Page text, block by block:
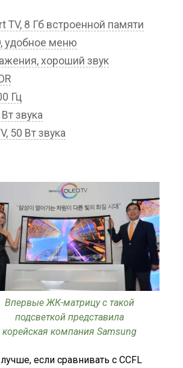
TV, 8 Гб встроенной памяти
удобное меню
хороший звук
Гц
звука
50 Вт звука
Впервые ЖК-матрицу с такой
подсветкой представила
корейская компания Samsung
если сравнивать с CCFL